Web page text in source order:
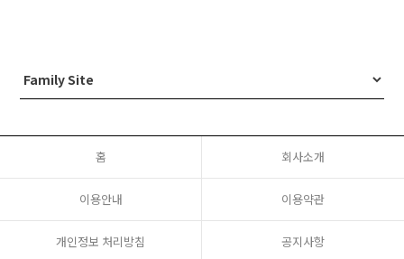
홈 회사소개
이용안내 이용약관
개인정보 처리방침 공지사항